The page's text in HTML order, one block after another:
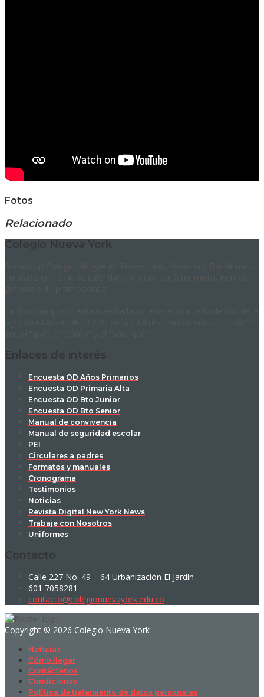
Fotos
Relacionado
Colegio Nueva York
Enlaces de interés
Encuesta OD Años Primarios
Encuesta OD Primaria Alta
Encuesta OD Bto Junior
Encuesta OD Bto Senior
Manual de convivencia
Manual de seguridad escolar
PEI
Circulares a padres
Formatos y manuales
Cronograma
Testimonios
Noticias
Revista Digital New York News
Trabaje con Nosotros
Uniformes
Contacto
Calle 227 No. 49 – 64 Urbanización El Jardín
601 7058281
contacto@colegionuevayork.edu.co
Copyright © 2026 Colegio Nueva York
Noticias
Cómo llegar
Contáctenos
Condiciones
Política de tratamiento de datos personales